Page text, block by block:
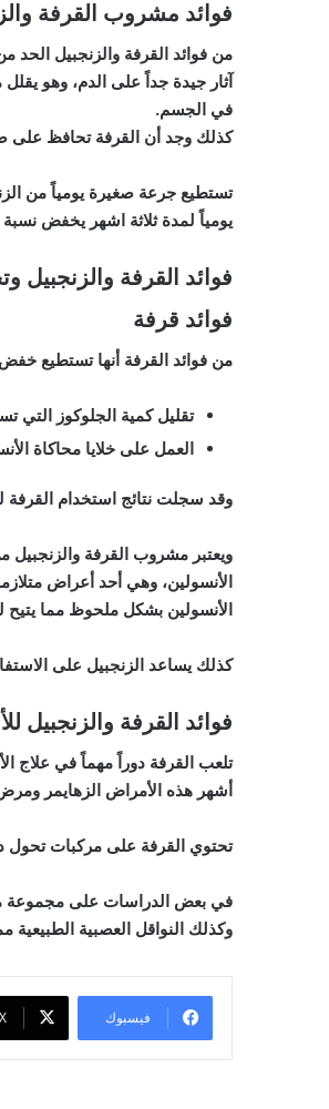
فوائد مشروب القرفة
من فوائد القرفة والزنجبيل الحد
آثار جيدة جداً على الدم، وهو
في الجسم.
كذلك وجد أن القرفة تحافظ على
تستطيع جرعة صغيرة يومياً من
يومياً لمدة ثلاثة اشهر يخفض نسبة
فوائد القرفة
فوائد قرفة
من فوائد القرفة أنها تستطيع خفض
تقليل كمية الجلوكوز التي
العمل على خلايا محاكاة
وقد سجلت نتائج استخدام
ويعتبر مشروب القرفة
الأنسولين، وهي أحد أعراض
الأنسولين بشكل ملحوظ مما يتيح
كذلك يساعد الزنجبيل على
فوائد القرفة والزنجبيل
تلعب القرفة دوراً مهماً في علاج
أشهر هذه الأمراض الزهايمر
تحتوي القرفة على مركبات تحول
في بعض الدراسات على مجموعة
وكذلك النواقل العصبية
فيسبوك ‫X